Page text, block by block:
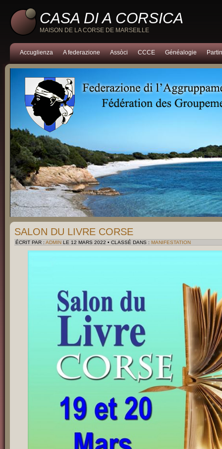
CASA DI A CORSICA
MAISON DE LA CORSE DE MARSEILLE
Accuglienza A federazione Assòci CCCE Généalogie
SALON DU LIVRE CORSE
ÉCRIT PAR : ADMIN LE 12 MARS 2022 • CLASSÉ DANS : MANIFESTATION